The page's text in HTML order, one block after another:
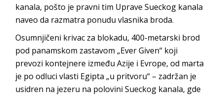
kanala, pošto je pravni tim Uprave Sueckog kanala
naveo da razmatra ponudu vlasnika broda.
Osumnjičeni krivac za blokadu, 400-metarski brod
pod panamskom zastavom „Ever Given“ koji
prevozi kontejnere između Azije i Evrope, od marta
je po odluci vlasti Egipta „u pritvoru“ – zadržan je
usidren na jezeru na polovini Sueckog kanala, gde